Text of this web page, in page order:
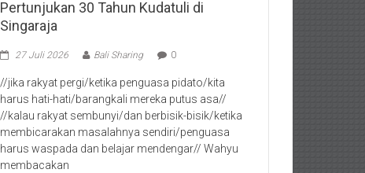
Pertunjukan 30 Tahun Kudatuli di
Singaraja
27 Juli 2026 Bali Sharing 0
//jika rakyat pergi/ketika penguasa pidato/kita
harus hati-hati/barangkali mereka putus asa//
//kalau rakyat sembunyi/dan berbisik-bisik/ketika
membicarakan masalahnya sendiri/penguasa
harus waspada dan belajar mendengar// Wahyu
membacakan